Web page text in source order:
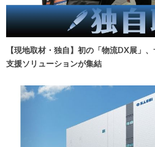
【現地取材・独自】初の「物流DX展」
支援ソリューションが集結